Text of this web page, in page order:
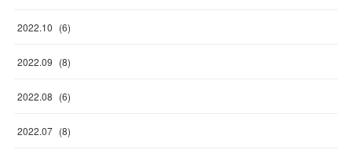
2022.10 (6)
2022.09 (8)
2022.08 (6)
2022.07 (8)